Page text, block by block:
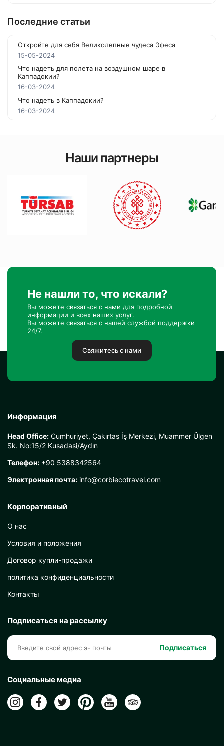
Последние статьи
Откройте для себя Великолепные чудеса Эфеса
15-05-2024
Что надеть для полета на воздушном шаре в
Каппадокии?
16-03-2024
Что надеть в Каппадокии?
16-03-2024
Наши партнеры
Не нашли то, что искали?
Вы можете связаться с нами для подробной
информации и всех наших услуг.
Вы можете связаться с нашей службой поддержки
24/7.
Свяжитесь с нами
Информация
Head Office: Cumhuriyet, Çakırtaş İş Merkezi, Muammer Ülgen
Sk. No:15/2 Kusadasi/Aydın
Телефон: +90 5388342564
Электронная почта: info@corbiecotravel.com
Корпоративный
О нас
Условия и положения
Договор купли-продажи
политика конфиденциальности
Контакты
Подписаться на рассылку
Подписаться
Социальные медиа